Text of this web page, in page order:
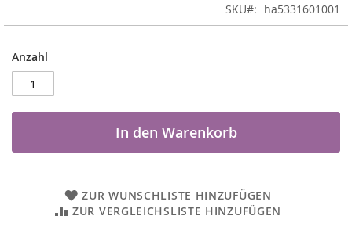
SKU
ha5331601001
Anzahl
In den Warenkorb
ZUR WUNSCHLISTE HINZUFÜGEN
ZUR VERGLEICHSLISTE HINZUFÜGEN